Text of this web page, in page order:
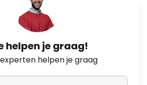
helpen je graag!
helpen je graag